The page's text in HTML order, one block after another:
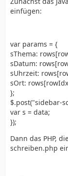
einfügen:
var params = {
sThema:
sDatum:
sUhrzeit:
sOrt:
};
$.post("sidebar-
var s = data;
});
Dann das PHP,
schreiben.php